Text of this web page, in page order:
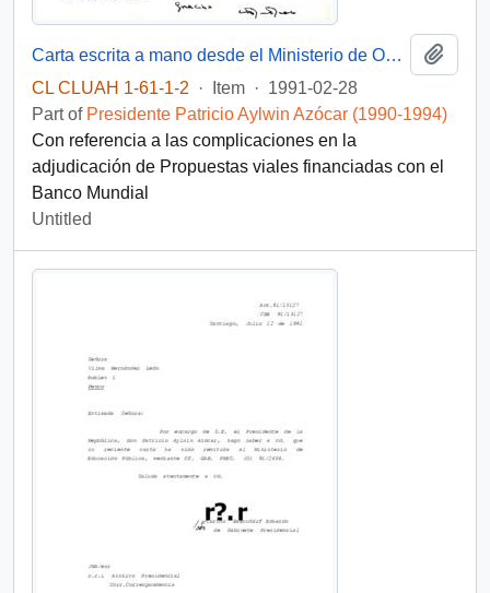
Carta escrita a mano desde el Ministerio de Obras Públicas, del Gabinete del Ministro, dirigida al Presidente [de la República de Chile]
CL CLUAH 1-61-1-2
· Item · 1991-02-28
Part of Presidente Patricio Aylwin Azócar (1990-1994)
Con referencia a las complicaciones en la
adjudicación de Propuestas viales financiadas con el
Banco Mundial
Untitled